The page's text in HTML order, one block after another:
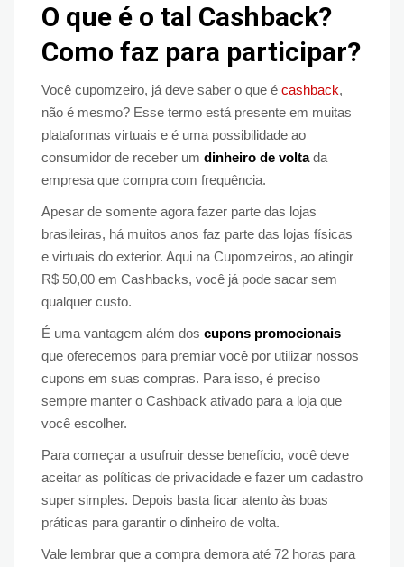
O que é o tal Cashback?
Como faz para participar?
Você cupomzeiro, já deve saber o que é cashback,
não é mesmo? Esse termo está presente em muitas
plataformas virtuais e é uma possibilidade ao
consumidor de receber um dinheiro de voltada
empresa que compra com frequência.
Apesar de somente agora fazer parte das lojas
brasileiras, há muitos anos faz parte das lojas físicas
e virtuais do exterior. Aqui na Cupomzeiros, ao atingir
R$ 50,00 em Cashbacks, você já pode sacar sem
qualquer custo.
É uma vantagem além dos cupons promocionais
que oferecemos para premiar você por utilizar nossos
cupons em suas compras. Para isso, é preciso
sempre manter o Cashback ativado para a loja que
você escolher.
Para começar a usufruir desse benefício, você deve
aceitar as políticas de privacidade e fazer um cadastro
super simples. Depois basta ficar atento às boas
práticas para garantir o dinheiro de volta.
Vale lembrar que a compra demora até 72 horas para